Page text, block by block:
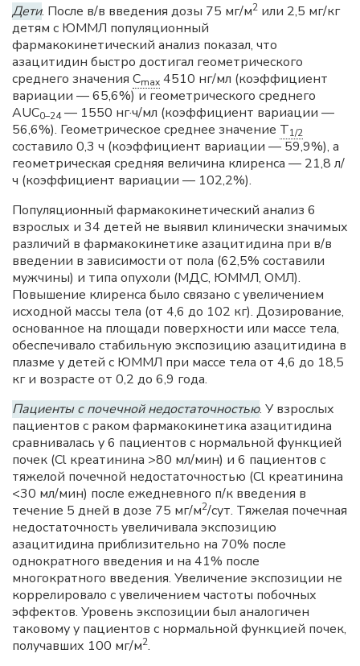
Дети. После в/в введения дозы 75 мг/м2 или 2,5 мг/кг
детям с ЮММЛ популяционный
фармакокинетический анализ показал, что
азацитидин быстро достигал геометрического
среднего значения Cmax 4510 нг/мл (коэффициент
вариации — 65,6%) и геометрического среднего
AUC0–24— 1550 нг·ч/мл (коэффициент вариации —
56,6%). Геометрическое среднее значение T1/2
составило 0,3 ч (коэффициент вариации — 59,9%), а
геометрическая средняя величина клиренса — 21,8 л/
ч (коэффициент вариации — 102,2%).
Популяционный фармакокинетический анализ 6
взрослых и 34 детей не выявил клинически значимых
различий в фармакокинетике азацитидина при в/в
введении в зависимости от пола (62,5% составили
мужчины) и типа опухоли (МДС, ЮММЛ, ОМЛ).
Повышение клиренса было связано с увеличением
исходной массы тела (от 4,6 до 102 кг). Дозирование,
основанное на площади поверхности или массе тела,
обеспечивало стабильную экспозицию азацитидина в
плазме у детей с ЮММЛ при массе тела от 4,6 до 18,5
кг и возрасте от 0,2 до 6,9 года.
Пациенты с почечной недостаточностью. У взрослых
пациентов с раком фармакокинетика азацитидина
сравнивалась у 6 пациентов с нормальной функцией
почек (Cl креатинина >80 мл/мин) и 6 пациентов с
тяжелой почечной недостаточностью (Cl креатинина
<30 мл/мин) после ежедневного п/к введения в
течение 5 дней в дозе 75 мг/м2/сут. Тяжелая почечная
недостаточность увеличивала экспозицию
азацитидина приблизительно на 70% после
однократного введения и на 41% после
многократного введения. Увеличение экспозиции не
коррелировало с увеличением частоты побочных
эффектов. Уровень экспозиции был аналогичен
таковому у пациентов с нормальной функцией почек,
получавших 100 мг/м2.